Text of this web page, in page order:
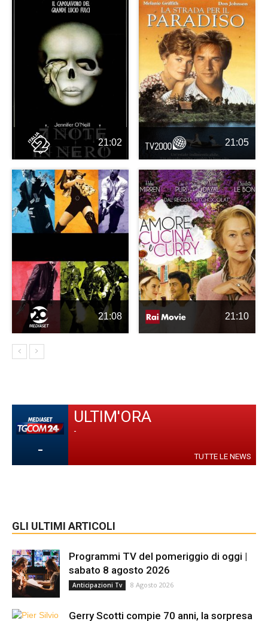
21:02 21:05
21:08 21:10
-
ULTIM'ORA
-
TUTTE LE NEWS
GLI ULTIMI ARTICOLI
Programmi TV del pomeriggio di oggi |
sabato 8 agosto 2026
Anticipazioni Tv 8 Agosto 2026
Gerry Scotti compie 70 anni, la sorpresa